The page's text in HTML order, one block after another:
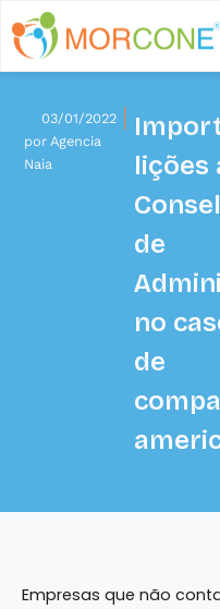
03/01/2022
por Agencia
Naia
lições
de
no
de
Empresas que não